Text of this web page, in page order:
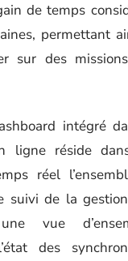
de temps
permettant
sur des
intégré
ligne réside
réel
suivi de la
vue
des